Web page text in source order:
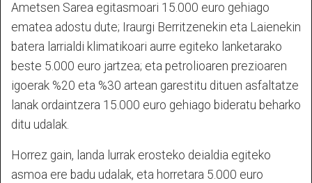
Ametsen Sarea egitasmoari 15.000 euro gehiago
ematea adostu dute; Iraurgi Berritzenekin eta Laienekin
batera larrialdi klimatikoari aurre egiteko lanketarako
beste 5.000 euro jartzea; eta petrolioaren prezioaren
igoerak %20 eta %30 artean garestitu dituen asfaltatze
lanak ordaintzera 15.000 euro gehiago bideratu beharko
ditu udalak.
Horrez gain, landa lurrak erosteko deialdia egiteko
asmoa ere badu udalak, eta horretara 5.000 euro